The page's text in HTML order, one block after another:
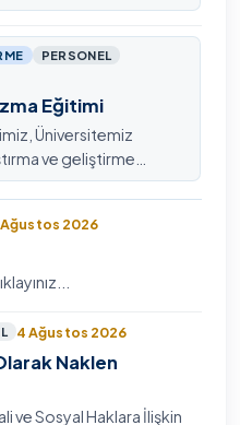
telefondan
PERSONEL
Eğitimi
Üniversitemiz
ve geliştirme
ve uluslararası fon
Ağustos 2026
4 Ağustos 2026
Naklen
ve Sosyal Haklara İlişkin